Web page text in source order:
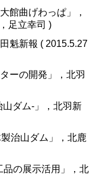
館曲げわっぱ」，
足立幸司 )
魁新報 ( 2015.5.27
ーの開発」，北羽
山ダム-」，北羽新
治山ダム」，北鹿
品の展示活用」，北